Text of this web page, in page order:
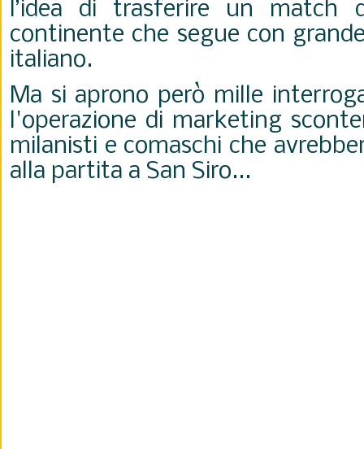
l’idea di trasferire un
continente che segue con
italiano.
Ma si aprono però mille
l'operazione di marketing
milanisti e comaschi che
alla partita a San Siro...